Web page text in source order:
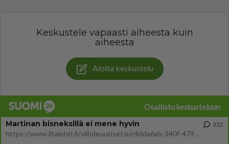
Keskustele vapaasti aiheesta kuin
aiheesta
Aloita keskustelu
Osallistu keskusteluun
Martinan bisneksillä ei mene hyvin
https://www.iltalehti.fi/viihdeuutiset/a/c46da6ab-340f-4790-aaa7-0865eed2336 Yrityksen konkurssihakemus on tullut kärä
332